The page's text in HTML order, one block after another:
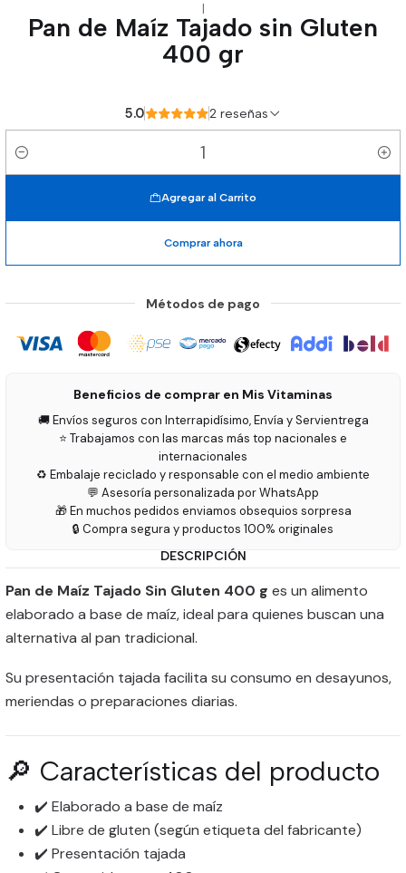
|
Pan de Maíz Tajado sin Gluten
400 gr
5.0 2 reseñas
Cantidad
Agregar al Carrito
Comprar ahora
Métodos de pago
Beneficios de comprar en Mis Vitaminas
🚚 Envíos seguros con Interrapidísimo, Envía y Servientrega
⭐ Trabajamos con las marcas más top nacionales e
internacionales
♻️ Embalaje reciclado y responsable con el medio ambiente
💬 Asesoría personalizada por WhatsApp
🎁 En muchos pedidos enviamos obsequios sorpresa
🔒 Compra segura y productos 100% originales
DESCRIPCIÓN
Pan de Maíz Tajado Sin Gluten 400 g es un alimento
elaborado a base de maíz, ideal para quienes buscan una
alternativa al pan tradicional.
Su presentación tajada facilita su consumo en desayunos,
meriendas o preparaciones diarias.
🔎 Características del producto
✔️ Elaborado a base de maíz
✔️ Libre de gluten (según etiqueta del fabricante)
✔️ Presentación tajada